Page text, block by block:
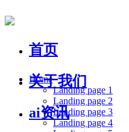
首页
关于我们
ai资讯
Home
Landing page 1
Landing page 2
Landing page 3
Landing page 4